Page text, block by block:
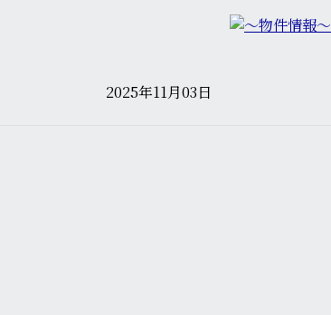
2025年11月03日